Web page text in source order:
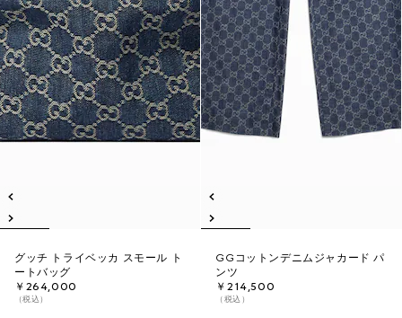
グッチ トライベッカ スモール ト
ートバッグ
￥264,000
（税込）
GGコットンデニムジャカード パ
ンツ
￥214,500
（税込）